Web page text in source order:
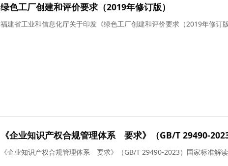
绿色工厂创建和评价要求（2019年修订版）
福建省工业和信息化厅关于印发《绿色工厂创建和评价要求（2019年修订
《企业知识产权合规管理体系 要求》（GB/T 29490-
《企业知识产权合规管理体系 要求》（GB/T 29490-2023）国家标准解读